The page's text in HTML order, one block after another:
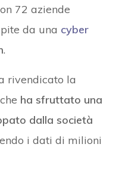
72 aziende
da una cyber
.
rivendicato la
ha sfruttato una
dalla società
i dati di milioni